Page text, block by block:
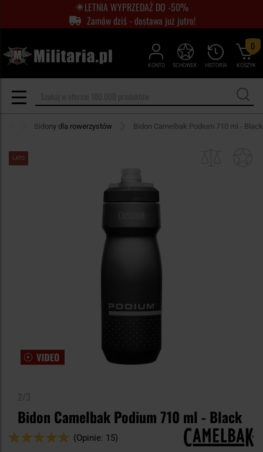
LETNIA WYPRZEDAŻ DO -50%
Zamów dziś - dostawa już jutro!
KONTO HISTORIA
SCHOWEK KOSZYK
0
Bidony dla rowerzystów Bidon Camelbak Podium 710 ml - Black
LATO
Bidon Camelbak Podium 710 ml - Black
Ocena:
(Opinie: 15)